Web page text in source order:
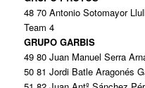
48 70 Antonio Sotomayor
Team 4
GRUPO GARBIS
49 80 Juan Manuel Serra
50 81 Jordi Batle Aragonés